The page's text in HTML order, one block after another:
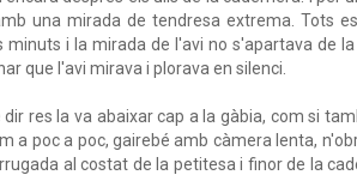
una mirada de tendresa extrema. Tots
i la mirada de l'avi no s'apartava de la
que l'avi mirava i plorava en silenci.
res la va abaixar cap a la gàbia, com si
a poc a poc, gairebé amb càmera lenta,
al costat de la petitesa i finor de la